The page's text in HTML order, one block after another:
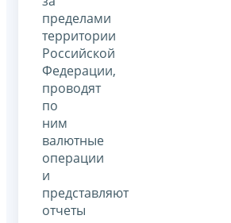
пределами
территории
Российской
Федерации,
проводят
по
ним
валютные
операции
и
представляют
отчеты